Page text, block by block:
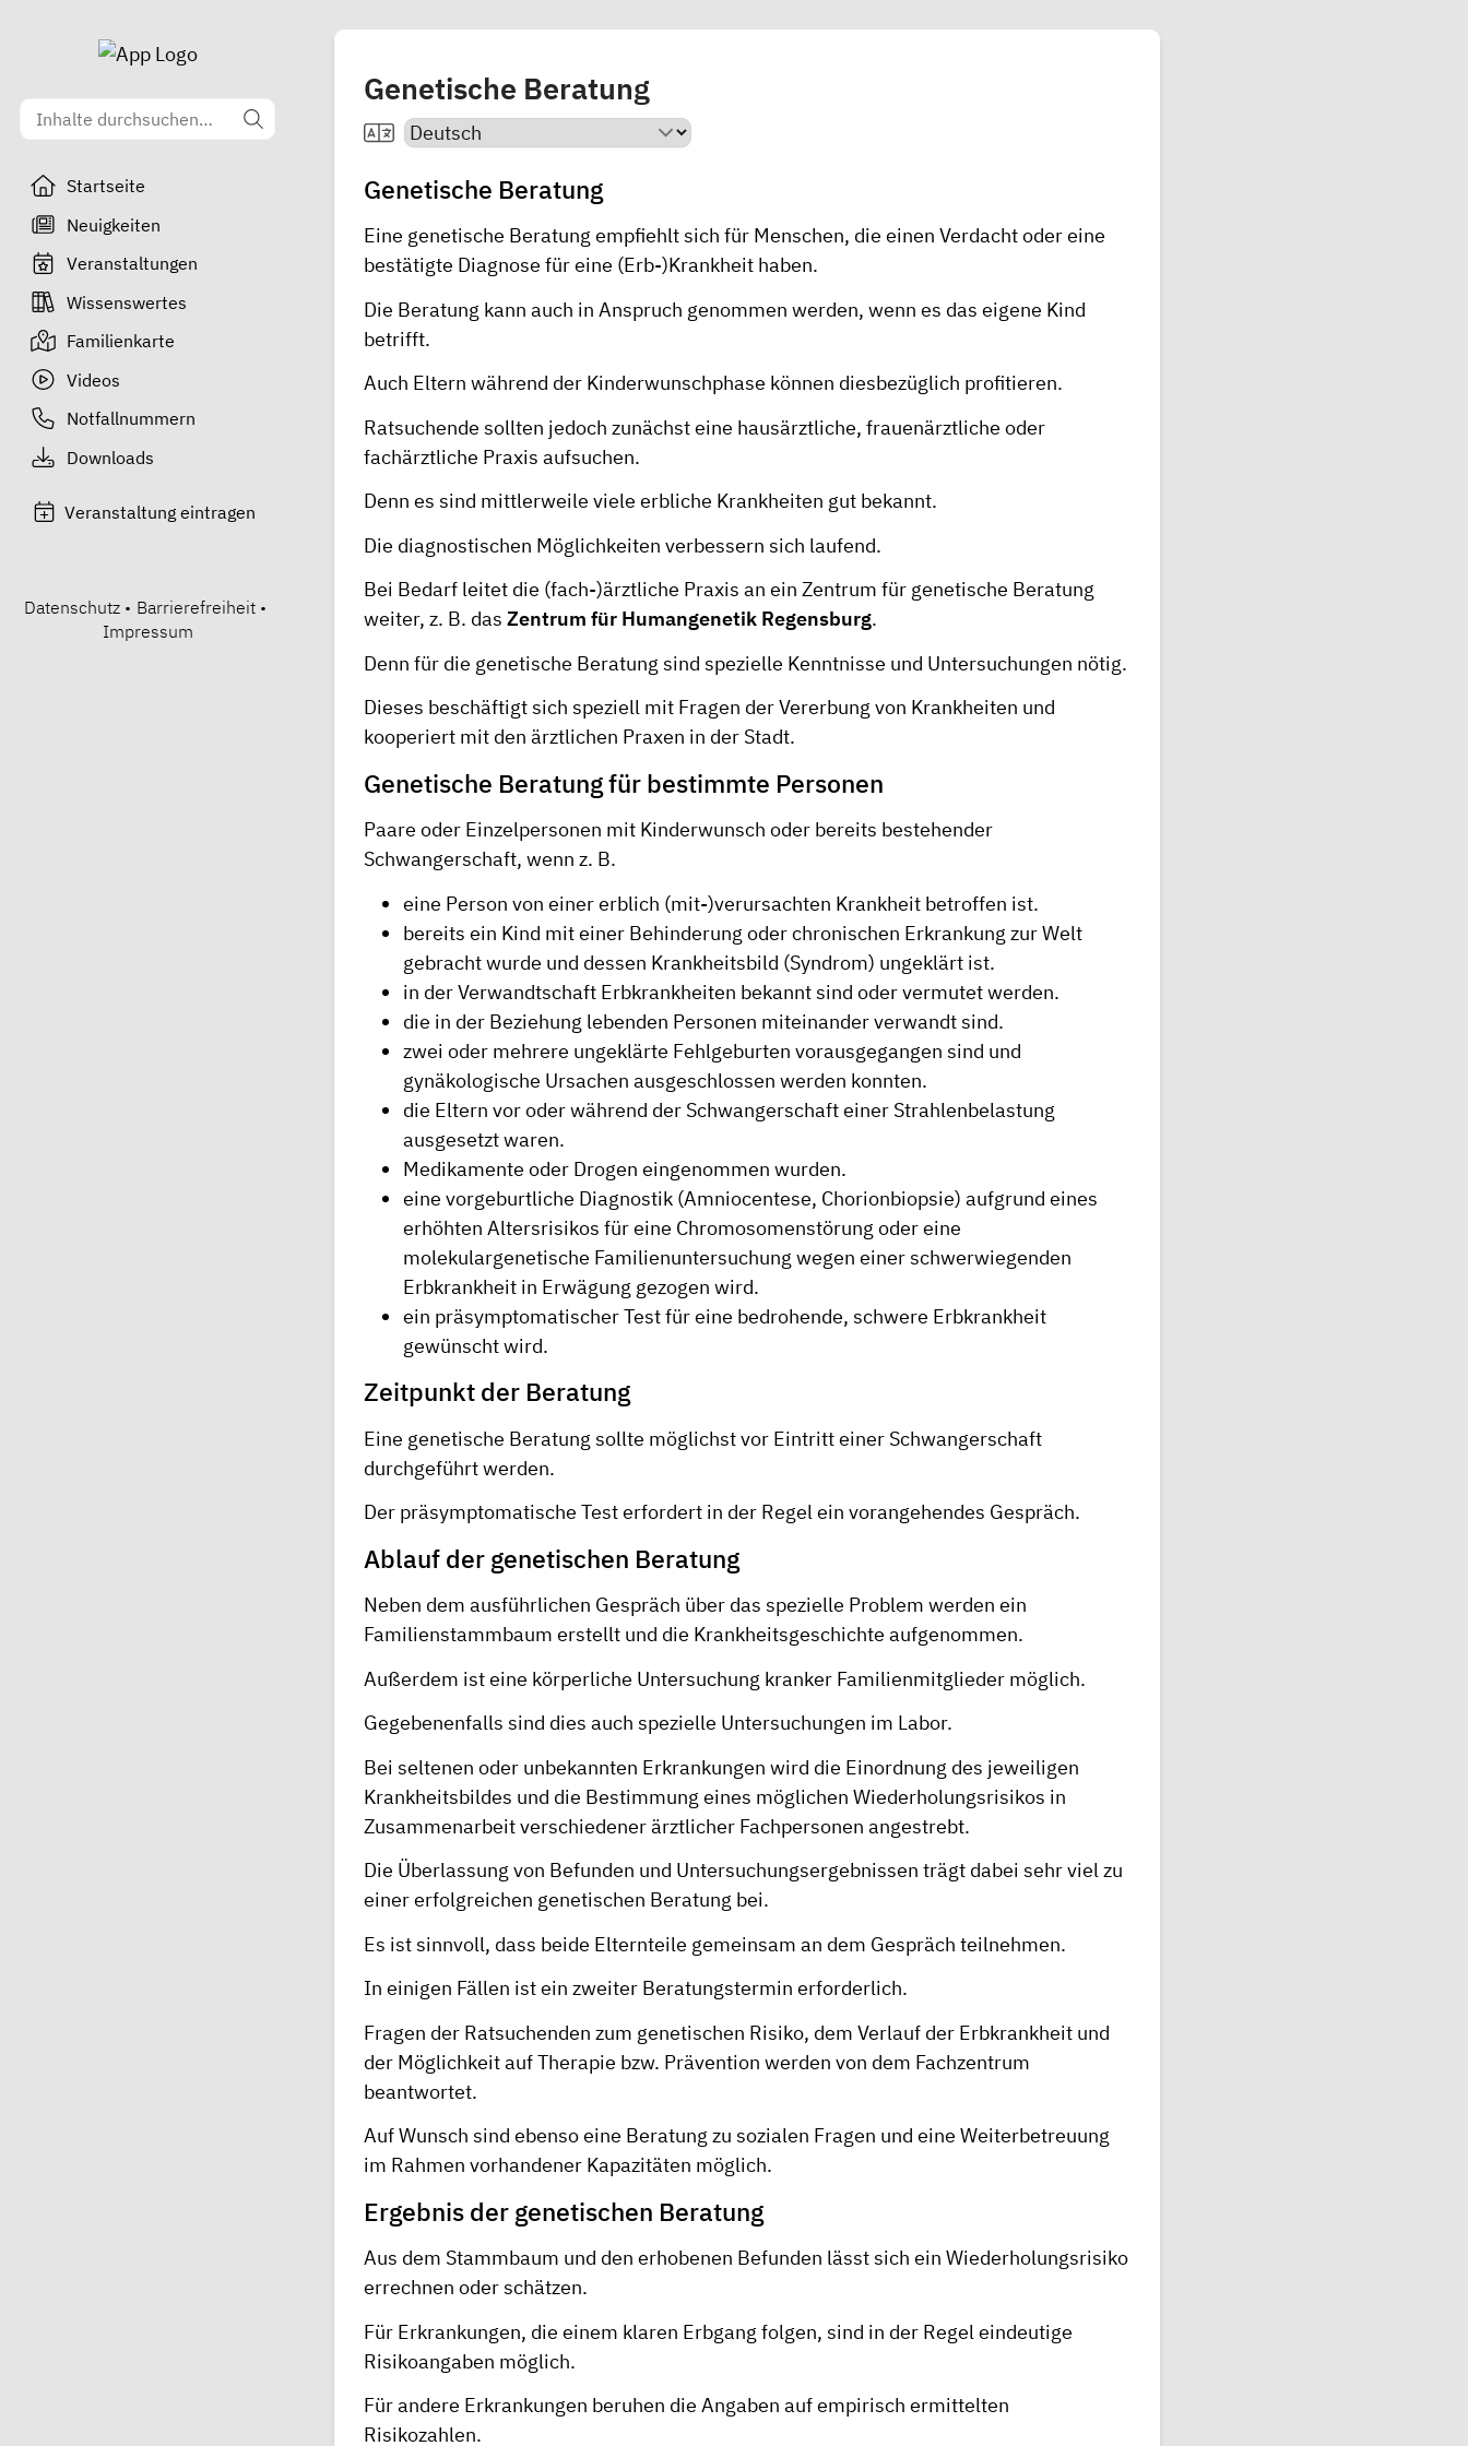
Startseite
Neuigkeiten
Veranstaltungen
Wissenswertes
Familienkarte
Videos
Notfallnummern
Downloads
Veranstaltung eintragen
Datenschutz • Barrierefreiheit •
Impressum
Genetische Beratung
Genetische Beratung
Eine genetische Beratung empfiehlt sich für Menschen, die einen Verdacht oder eine
bestätigte Diagnose für eine (Erb-)Krankheit haben.
Die Beratung kann auch in Anspruch genommen werden, wenn es das eigene Kind
betrifft.
Auch Eltern während der Kinderwunschphase können diesbezüglich profitieren.
Ratsuchende sollten jedoch zunächst eine hausärztliche, frauenärztliche oder
fachärztliche Praxis aufsuchen.
Denn es sind mittlerweile viele erbliche Krankheiten gut bekannt.
Die diagnostischen Möglichkeiten verbessern sich laufend.
Bei Bedarf leitet die (fach-)ärztliche Praxis an ein Zentrum für genetische Beratung
weiter, z. B. das Zentrum für Humangenetik Regensburg.
Denn für die genetische Beratung sind spezielle Kenntnisse und Untersuchungen nötig.
Dieses beschäftigt sich speziell mit Fragen der Vererbung von Krankheiten und
kooperiert mit den ärztlichen Praxen in der Stadt.
Genetische Beratung für bestimmte Personen
Paare oder Einzelpersonen mit Kinderwunsch oder bereits bestehender
Schwangerschaft, wenn z. B.
eine Person von einer erblich (mit-)verursachten Krankheit betroffen ist.
bereits ein Kind mit einer Behinderung oder chronischen Erkrankung zur Welt
gebracht wurde und dessen Krankheitsbild (Syndrom) ungeklärt ist.
in der Verwandtschaft Erbkrankheiten bekannt sind oder vermutet werden.
die in der Beziehung lebenden Personen miteinander verwandt sind.
zwei oder mehrere ungeklärte Fehlgeburten vorausgegangen sind und
gynäkologische Ursachen ausgeschlossen werden konnten.
die Eltern vor oder während der Schwangerschaft einer Strahlenbelastung
ausgesetzt waren.
Medikamente oder Drogen eingenommen wurden.
eine vorgeburtliche Diagnostik (Amniocentese, Chorionbiopsie) aufgrund eines
erhöhten Altersrisikos für eine Chromosomenstörung oder eine
molekulargenetische Familienuntersuchung wegen einer schwerwiegenden
Erbkrankheit in Erwägung gezogen wird.
ein präsymptomatischer Test für eine bedrohende, schwere Erbkrankheit
gewünscht wird.
Zeitpunkt der Beratung
Eine genetische Beratung sollte möglichst vor Eintritt einer Schwangerschaft
durchgeführt werden.
Der präsymptomatische Test erfordert in der Regel ein vorangehendes Gespräch.
Ablauf der genetischen Beratung
Neben dem ausführlichen Gespräch über das spezielle Problem werden ein
Familienstammbaum erstellt und die Krankheitsgeschichte aufgenommen.
Außerdem ist eine körperliche Untersuchung kranker Familienmitglieder möglich.
Gegebenenfalls sind dies auch spezielle Untersuchungen im Labor.
Bei seltenen oder unbekannten Erkrankungen wird die Einordnung des jeweiligen
Krankheitsbildes und die Bestimmung eines möglichen Wiederholungsrisikos in
Zusammenarbeit verschiedener ärztlicher Fachpersonen angestrebt.
Die Überlassung von Befunden und Untersuchungsergebnissen trägt dabei sehr viel zu
einer erfolgreichen genetischen Beratung bei.
Es ist sinnvoll, dass beide Elternteile gemeinsam an dem Gespräch teilnehmen.
In einigen Fällen ist ein zweiter Beratungstermin erforderlich.
Fragen der Ratsuchenden zum genetischen Risiko, dem Verlauf der Erbkrankheit und
der Möglichkeit auf Therapie bzw. Prävention werden von dem Fachzentrum
beantwortet.
Auf Wunsch sind ebenso eine Beratung zu sozialen Fragen und eine Weiterbetreuung
im Rahmen vorhandener Kapazitäten möglich.
Ergebnis der genetischen Beratung
Aus dem Stammbaum und den erhobenen Befunden lässt sich ein Wiederholungsrisiko
errechnen oder schätzen.
Für Erkrankungen, die einem klaren Erbgang folgen, sind in der Regel eindeutige
Risikoangaben möglich.
Für andere Erkrankungen beruhen die Angaben auf empirisch ermittelten
Risikozahlen.